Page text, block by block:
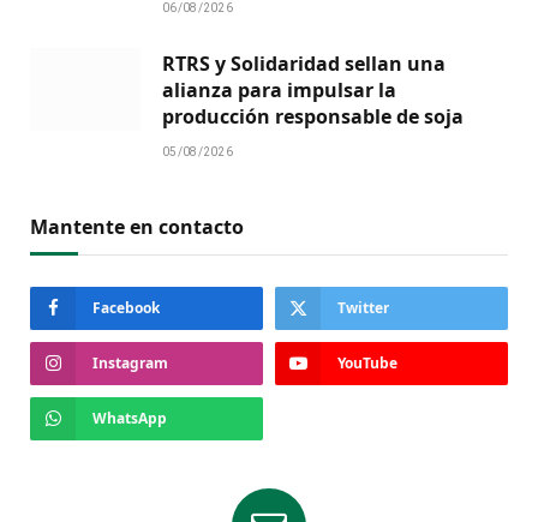
06/08/2026
RTRS y Solidaridad sellan una
alianza para impulsar la
producción responsable de soja
05/08/2026
Mantente en contacto
Facebook Twitter
Instagram YouTube
WhatsApp